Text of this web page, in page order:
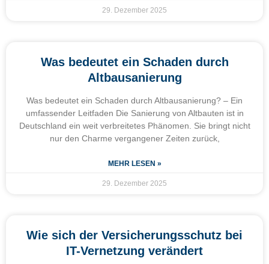
29. Dezember 2025
Was bedeutet ein Schaden durch
Altbausanierung
Was bedeutet ein Schaden durch Altbausanierung? – Ein
umfassender Leitfaden Die Sanierung von Altbauten ist in
Deutschland ein weit verbreitetes Phänomen. Sie bringt nicht
nur den Charme vergangener Zeiten zurück,
MEHR LESEN »
29. Dezember 2025
Wie sich der Versicherungsschutz bei
IT-Vernetzung verändert